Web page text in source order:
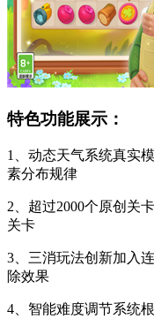
特色功能展示：
1、动态天气系统真实
素分布规律
2、超过2000个原创关
关卡
3、三消玩法创新加入
除效果
4、智能难度调节系统